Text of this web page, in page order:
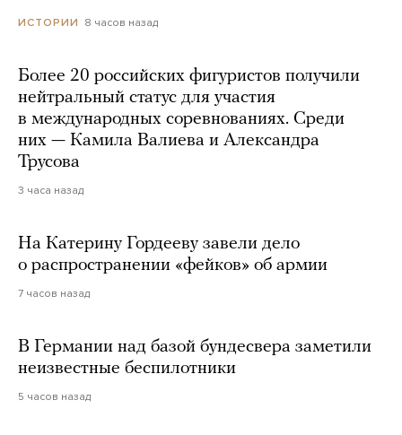
ИСТОРИИ 8 часов назад
Более 20 российских фигуристов получили
нейтральный статус для участия
в международных соревнованиях. Среди
них — Камила Валиева и Александра
Трусова
3 часа назад
На Катерину Гордееву завели дело
о распространении «фейков» об армии
7 часов назад
В Германии над базой бундесвера заметили
неизвестные беспилотники
5 часов назад